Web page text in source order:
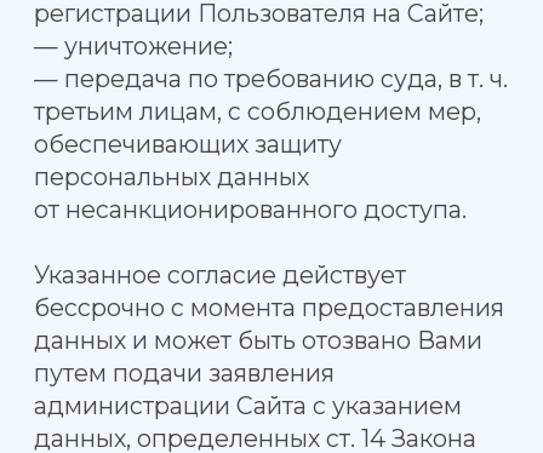
редакции указывается дата
последнего обновления. Новая
редакция Соглашения вступает в силу
с момента ее размещения, если иное
не предусмотрено новой редакцией
Соглашения.
Действующая редакция всегда
находится на странице по адресу:
https://pravilnay-voda.ru/agreement.
и отношениям между пользователем
и Сайтом, возникающим в связи
с применением Соглашения
подлежит применению материальное
и процессуальное право Российской
Федерации.